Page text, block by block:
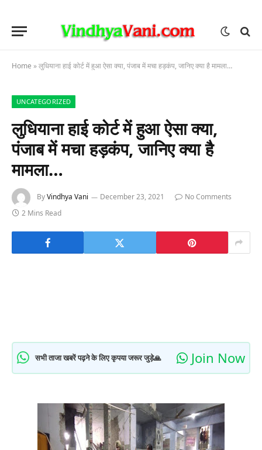
Home »लुधियाना हाई कोर्ट में हुआ ऐसा क्या, पंजाब में मचा हड़कंप, जानिए क्या है मामला…
UNCATEGORIZED
लुधियाना हाई कोर्ट में हुआ ऐसा क्या,
पंजाब में मचा हड़कंप, जानिए क्या है
मामला…
ByVindhya Vani December 23, 2021
No Comments
2 Mins Read
सभी ताजा खबरें पढ़ने के लिए कृपया जरूर जुड़े🙏 Join Now